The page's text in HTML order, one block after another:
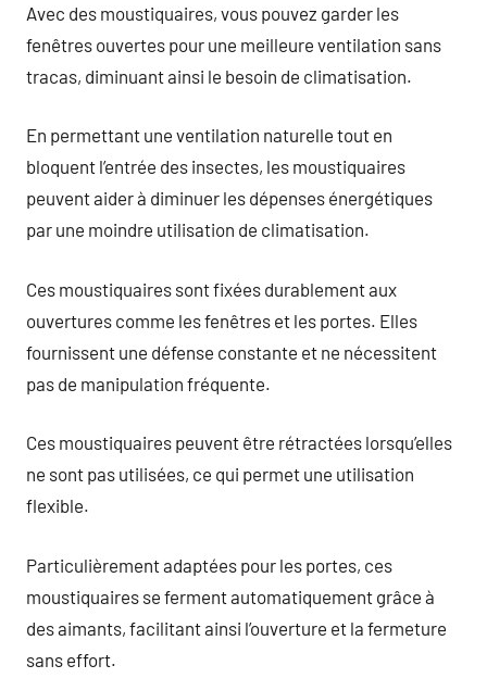
Avec des moustiquaires, vous pouvez garder les
fenêtres ouvertes pour une meilleure ventilation sans
tracas, diminuant ainsi le besoin de climatisation.
En permettant une ventilation naturelle tout en
bloquent l’entrée des insectes, les moustiquaires
peuvent aider à diminuer les dépenses énergétiques
par une moindre utilisation de climatisation.
Ces moustiquaires sont fixées durablement aux
ouvertures comme les fenêtres et les portes. Elles
fournissent une défense constante et ne nécessitent
pas de manipulation fréquente.
Ces moustiquaires peuvent être rétractées lorsqu’elles
ne sont pas utilisées, ce qui permet une utilisation
flexible.
Particulièrement adaptées pour les portes, ces
moustiquaires se ferment automatiquement grâce à
des aimants, facilitant ainsi l’ouverture et la fermeture
sans effort.